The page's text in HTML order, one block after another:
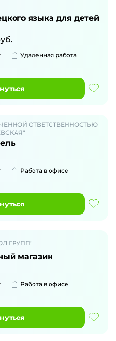
языка для детей
Удаленная работа
ОТВЕТСТВЕННОСТЬЮ
Работа в офисе
ГРУПП"
магазин
Работа в офисе